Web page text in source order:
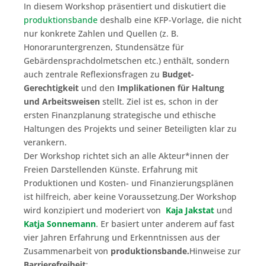
In diesem Workshop präsentiert und diskutiert die
produktionsbande deshalb eine KFP-Vorlage, die nicht
nur konkrete Zahlen und Quellen (z. B.
Honoraruntergrenzen, Stundensätze für
Gebärdensprachdolmetschen etc.) enthält, sondern
auch zentrale Reflexionsfragen zu Budget-
Gerechtigkeit und den Implikationen für Haltung
und Arbeitsweisen stellt. Ziel ist es, schon in der
ersten Finanzplanung strategische und ethische
Haltungen des Projekts und seiner Beteiligten klar zu
verankern.
Der Workshop richtet sich an alle Akteur*innen der
Freien Darstellenden Künste. Erfahrung mit
Produktionen und Kosten- und Finanzierungsplänen
ist hilfreich, aber keine Voraussetzung.Der Workshop
wird konzipiert und moderiert von Kaja Jakstat und
Katja Sonnemann. Er basiert unter anderem auf fast
vier Jahren Erfahrung und Erkenntnissen aus der
Zusammenarbeit von produktionsbande.Hinweise zur